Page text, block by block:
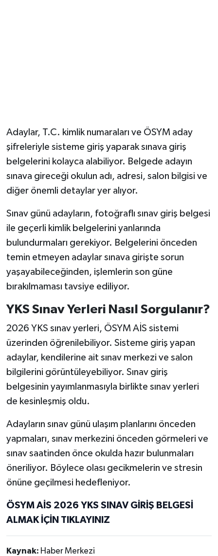
Adaylar, T.C. kimlik numaraları ve ÖSYM aday
şifreleriyle sisteme giriş yaparak sınava giriş
belgelerini kolayca alabiliyor. Belgede adayın
sınava gireceği okulun adı, adresi, salon bilgisi ve
diğer önemli detaylar yer alıyor.
Sınav günü adayların, fotoğraflı sınav giriş belgesi
ile geçerli kimlik belgelerini yanlarında
bulundurmaları gerekiyor. Belgelerini önceden
temin etmeyen adaylar sınava girişte sorun
yaşayabileceğinden, işlemlerin son güne
bırakılmaması tavsiye ediliyor.
YKS Sınav Yerleri Nasıl Sorgulanır?
2026 YKS sınav yerleri, ÖSYM AİS sistemi
üzerinden öğrenilebiliyor. Sisteme giriş yapan
adaylar, kendilerine ait sınav merkezi ve salon
bilgilerini görüntüleyebiliyor. Sınav giriş
belgesinin yayımlanmasıyla birlikte sınav yerleri
de kesinleşmiş oldu.
Adayların sınav günü ulaşım planlarını önceden
yapmaları, sınav merkezini önceden görmeleri ve
sınav saatinden önce okulda hazır bulunmaları
öneriliyor. Böylece olası gecikmelerin ve stresin
önüne geçilmesi hedefleniyor.
ÖSYM AİS 2026 YKS SINAV GİRİŞ BELGESİ
ALMAK İÇİN TIKLAYINIZ
Kaynak: Haber Merkezi